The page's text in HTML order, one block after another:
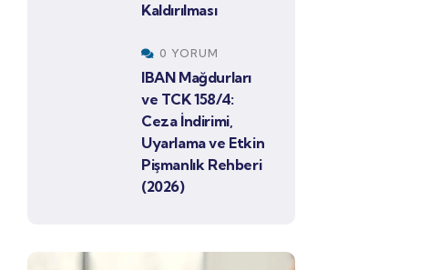
Kaldırılması
0 YORUM
IBAN Mağdurları
ve TCK 158/4:
Ceza İndirimi,
Uyarlama ve Etkin
Pişmanlık Rehberi
(2026)